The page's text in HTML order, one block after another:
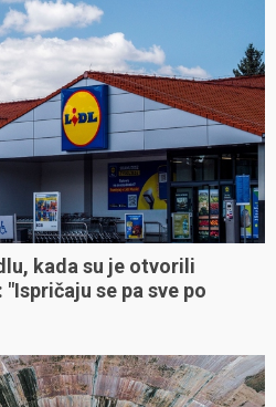
kada su je otvorili
se pa sve po